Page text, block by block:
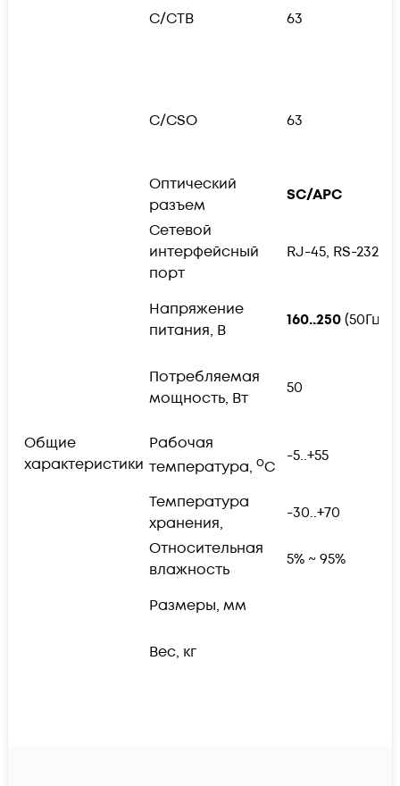
C/CTB 63
C/CSO 63
Оптический
разъем
SC/APC
Общие
характеристики
Сетевой
интерфейсный
порт
RJ-45, RS-232
Напряжение
питания, В
160..250(50Гц)
Потребляемая
мощность, Вт
50
Рабочая
температура, oC
-5..+55
Температура
хранения,
-30..+70
Относительная
влажность
5% ~ 95%
Размеры, мм
Вес, кг